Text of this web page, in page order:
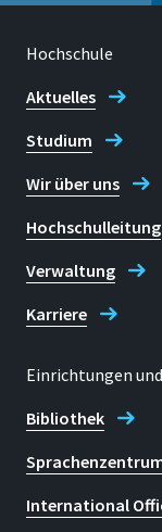
Hochschule
Aktuelles
Studium
Wir über uns
Hochschulleitung
Verwaltung
Karriere
Einrichtungen
Bibliothek
International